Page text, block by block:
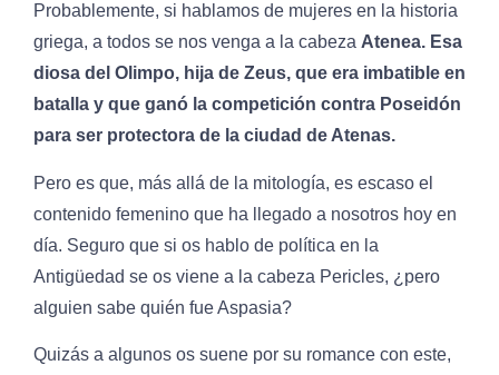
Probablemente, si hablamos de mujeres en la historia
griega, a todos se nos venga a la cabeza Atenea. Esa
diosa del Olimpo, hija de Zeus, que era imbatible en
batalla y que ganó la competición contra Poseidón
para ser protectora de la ciudad de Atenas.
Pero es que, más allá de la mitología, es escaso el
contenido femenino que ha llegado a nosotros hoy en
día. Seguro que si os hablo de política en la
Antigüedad se os viene a la cabeza Pericles, ¿pero
alguien sabe quién fue Aspasia?
Quizás a algunos os suene por su romance con este,